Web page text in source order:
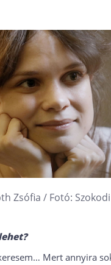
Zsófia / Fotó:
Mert annyira